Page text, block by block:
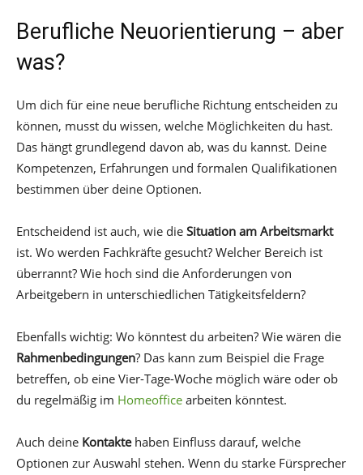
Berufliche Neuorientierung – aber
was?
Um dich für eine neue berufliche Richtung entscheiden zu
können, musst du wissen, welche Möglichkeiten du hast.
Das hängt grundlegend davon ab, was du kannst. Deine
Kompetenzen, Erfahrungen und formalen Qualifikationen
bestimmen über deine Optionen.
Entscheidend ist auch, wie die Situation am Arbeitsmarkt
ist. Wo werden Fachkräfte gesucht? Welcher Bereich ist
überrannt? Wie hoch sind die Anforderungen von
Arbeitgebern in unterschiedlichen Tätigkeitsfeldern?
Ebenfalls wichtig: Wo könntest du arbeiten? Wie wären die
Rahmenbedingungen? Das kann zum Beispiel die Frage
betreffen, ob eine Vier-Tage-Woche möglich wäre oder ob
du regelmäßig im Homeoffice arbeiten könntest.
Auch deine Kontaktehaben Einfluss darauf, welche
Optionen zur Auswahl stehen. Wenn du starke Fürsprecher